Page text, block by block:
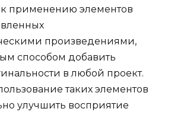
применению элементов
произведениями,
способом добавить
в любой проект.
таких элементов
улучшить восприятие